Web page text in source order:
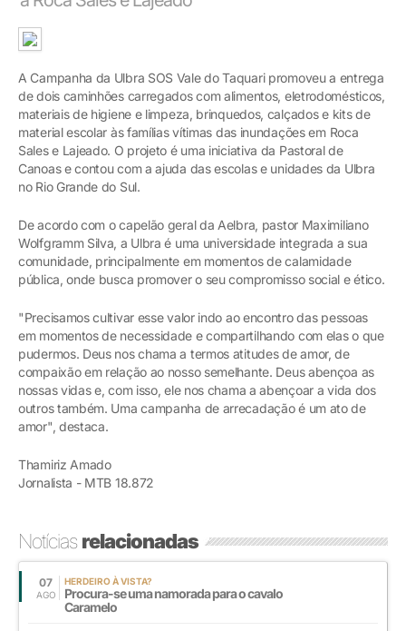
A Campanha da Ulbra SOS Vale do Taquari promoveu a entrega
de dois caminhões carregados com alimentos, eletrodomésticos,
materiais de higiene e limpeza, brinquedos, calçados e kits de
material escolar às famílias vítimas das inundações em Roca
Sales e Lajeado. O projeto é uma iniciativa da Pastoral de
Canoas e contou com a ajuda das escolas e unidades da Ulbra
no Rio Grande do Sul.
De acordo com o capelão geral da Aelbra, pastor Maximiliano
Wolfgramm Silva, a Ulbra é uma universidade integrada a sua
comunidade, principalmente em momentos de calamidade
pública, onde busca promover o seu compromisso social e ético.
"Precisamos cultivar esse valor indo ao encontro das pessoas
em momentos de necessidade e compartilhando com elas o que
pudermos. Deus nos chama a termos atitudes de amor, de
compaixão em relação ao nosso semelhante. Deus abençoa as
nossas vidas e, com isso, ele nos chama a abençoar a vida dos
outros também. Uma campanha de arrecadação é um ato de
amor", destaca.
Thamiriz Amado
Jornalista - MTB 18.872
Notíciasrelacionadas
07
AGO
HERDEIRO À VISTA?
Procura-se uma namorada para o cavalo
Caramelo